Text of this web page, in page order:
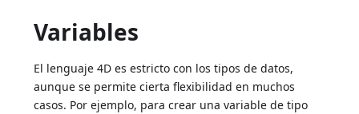
Variables
El lenguaje 4D es estricto con los tipos de datos,
aunque se permite cierta flexibilidad en muchos
casos. Por ejemplo, para crear una variable de tipo